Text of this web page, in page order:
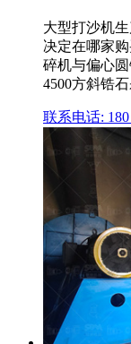
大型打沙机
决定在哪家
碎机与偏心
4500方斜锆
联系电话: 180